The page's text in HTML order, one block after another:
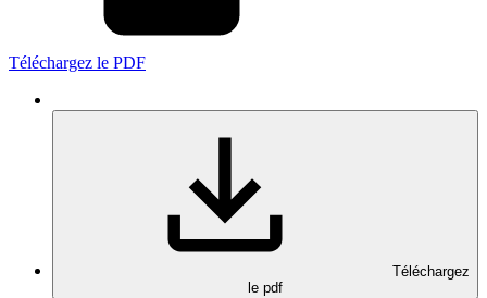
Téléchargez le PDF
Téléchargez
le pdf